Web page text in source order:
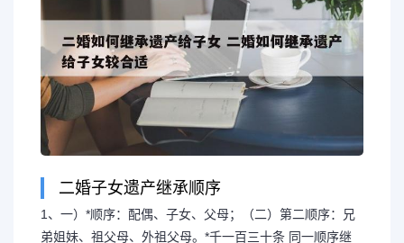
二婚子女遗产继承顺序
1、一）*顺序：配偶、子女、父母；（二）第二顺序：兄
弟姐妹、祖父母、外祖父母。*千一百三十条 同一顺序继